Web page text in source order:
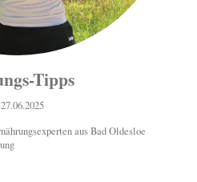
Tipps
aus Bad Oldesloe